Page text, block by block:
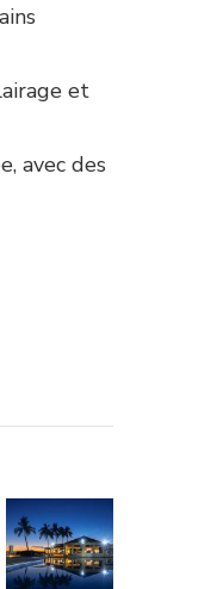
et
avec des